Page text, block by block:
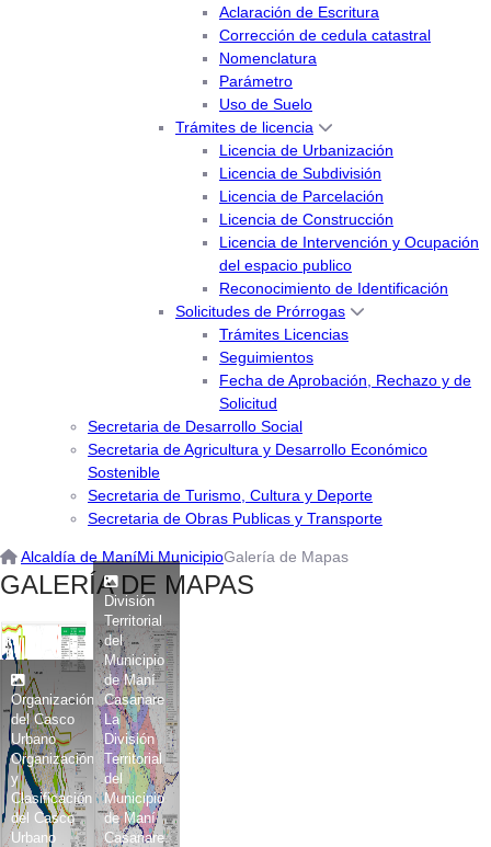
Aclaración de Escritura
Corrección de cedula catastral
Nomenclatura
Parámetro
Uso de Suelo
Trámites de licencia
Licencia de Urbanización
Licencia de Subdivisión
Licencia de Parcelación
Licencia de Construcción
Licencia de Intervención y Ocupación
del espacio publico
Reconocimiento de Identificación
Solicitudes de Prórrogas
Trámites Licencias
Seguimientos
Fecha de Aprobación, Rechazo y de
Solicitud
Secretaria de Desarrollo Social
Secretaria de Agricultura y Desarrollo Económico
Sostenible
Secretaria de Turismo, Cultura y Deporte
Secretaria de Obras Publicas y Transporte
Alcaldía de ManíMi MunicipioGalería de Mapas
​GAL​ERÍA DE MAPAS
Organización
del Casco
Urbano
Organización
y
Clasificación
del Casco
Urbano
División
Territorial
del
Municipio
de Maní
Casanare
La
División
Territorial
del
Municipio
de Maní
Casanare.